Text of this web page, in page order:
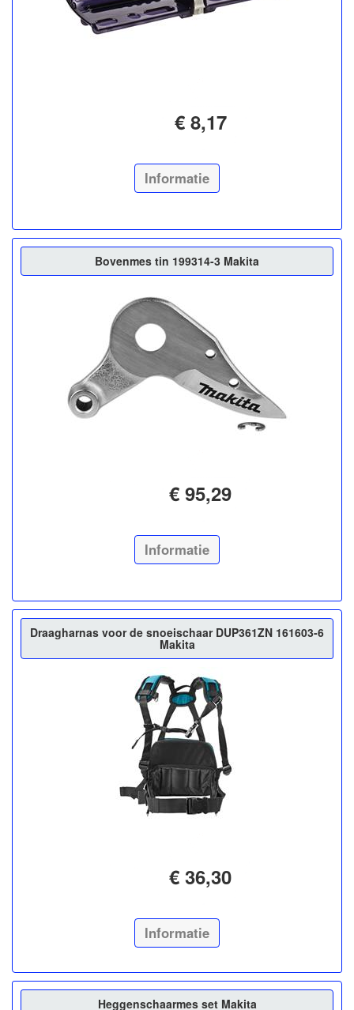
€ 8,17
Informatie
Bovenmes tin 199314-3 Makita
€ 95,29
Informatie
Draagharnas voor de snoeischaar DUP361ZN 161603-6
Makita
€ 36,30
Informatie
Heggenschaarmes set Makita